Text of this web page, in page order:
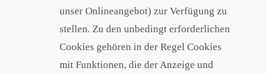
unser Onlineangebot) zur Verfügung zu
stellen. Zu den unbedingt erforderlichen
Cookies gehören in der Regel Cookies
mit Funktionen, die der Anzeige und